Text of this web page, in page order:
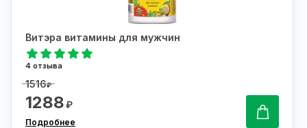
Витэра витамины для мужчин
4 отзыва
1516₽
1288₽
Подробнее